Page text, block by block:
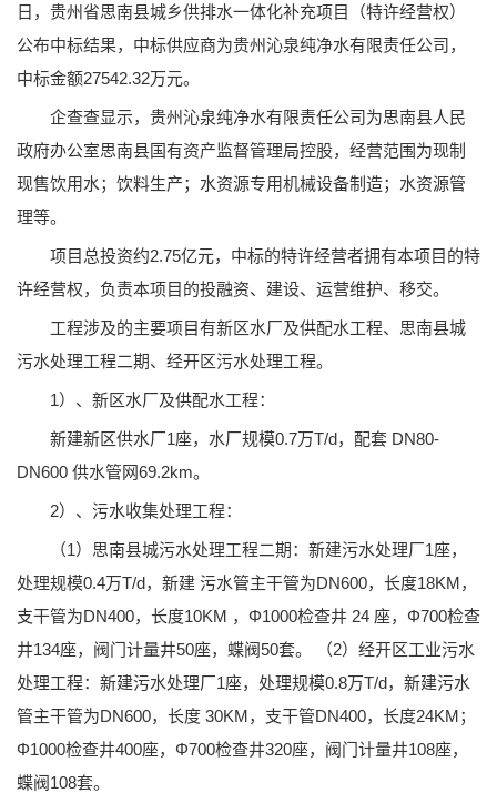
日，贵州省思南县城乡供排水一体化补充项目（特许经营权）
公布中标结果，中标供应商为贵州沁泉纯净水有限责任公司，
中标金额27542.32万元。
企查查显示，贵州沁泉纯净水有限责任公司为思南县人民
政府办公室思南县国有资产监督管理局控股，经营范围为现制
现售饮用水；饮料生产；水资源专用机械设备制造；水资源管
理等。
项目总投资约2.75亿元，中标的特许经营者拥有本项目的特
许经营权，负责本项目的投融资、建设、运营维护、移交。
工程涉及的主要项目有新区水厂及供配水工程、思南县城
污水处理工程二期、经开区污水处理工程。
1）、新区水厂及供配水工程：
新建新区供水厂1座，水厂规模0.7万T/d，配套 DN80-
DN600 供水管网69.2km。
2）、污水收集处理工程：
（1）思南县城污水处理工程二期：新建污水处理厂1座，
处理规模0.4万T/d，新建 污水管主干管为DN600，长度18KM，
支干管为DN400，长度10KM ，Φ1000检查井 24 座，Φ700检查
井134座，阀门计量井50座，蝶阀50套。 （2）经开区工业污水
处理工程：新建污水处理厂1座，处理规模0.8万T/d，新建污水
管主干管为DN600，长度 30KM，支干管DN400，长度24KM；
Φ1000检查井400座，Φ700检查井320座，阀门计量井108座，
蝶阀108套。